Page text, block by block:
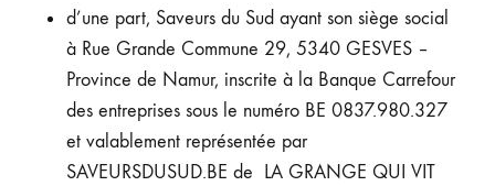
d’une part, Saveurs du Sud ayant son siège social
à Rue Grande Commune 29, 5340 GESVES –
Province de Namur, inscrite à la Banque Carrefour
des entreprises sous le numéro BE 0837.980.327
et valablement représentée par
SAVEURSDUSUD.BE de LA GRANGE QUI VIT